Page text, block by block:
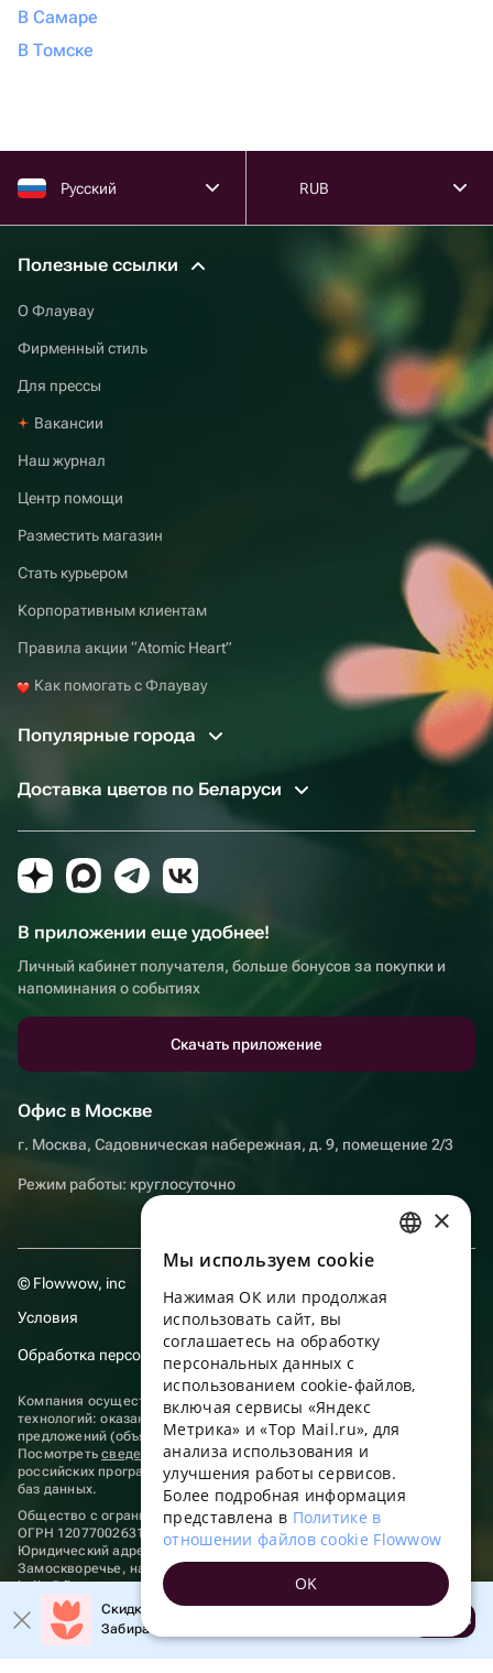
В Самаре
В Томске
Русский RUB
Полезные ссылки
О Флаувау
Фирменный стиль
Для прессы
Вакансии
Наш журнал
Центр помощи
Разместить магазин
Стать курьером
Корпоративным клиентам
Правила акции “Atomic Heart”
Как помогать с Флаувау
Популярные города
Доставка цветов по Беларуси
В приложении еще удобнее!
Личный кабинет получателя, больше бонусов за покупки и
напоминания о событиях
Скачать приложение
Офис в Москве
г. Москва, Садовническая набережная, д. 9, помещение 2/3
Режим работы: круглосуточно
© Flowwow, inc
Условия
Обработка персональных данных
Компания осуществляет деятельность в области информационных
технологий: оказание услуг в сети “Интернет” по размещению
предложений (объявлений) продавцов о реализации товаров.
Посмотретьсведения о программах, включенных в реестр
российских программ для электронных вычислительных машин и
баз данных.
Общество с ограниченной ответственностью «ФЛАУВАУ»
ОГРН 1207700263198, ИНН 9702020445
Юридический адрес: г. Москва, вн.тер. г. Муниципальный округ
Замоскворечье, наб. Садовническая, д. 9, помещ. 2/3.
hello@flowwow.com
8 800 555-16-15
Применяютсярекомендательные технологии
Скидка до 10% на первый заказ!
Забирайте промокод в приложении!
Открыть
ENGLISH
UKRAINIAN
PORTUGUESE
FRENCH
TURKISH
POLISH
×
Мы используем сookie
Нажимая ОК или продолжая
использовать сайт, вы
соглашаетесь на обработку
персональных данных с
использованием cookie-файлов,
включая сервисы «Яндекс
Метрика» и «Top Mail.ru», для
анализа использования и
улучшения работы сервисов.
Более подробная информация
представлена в Политике в
отношении файлов cookie Flowwow
OK